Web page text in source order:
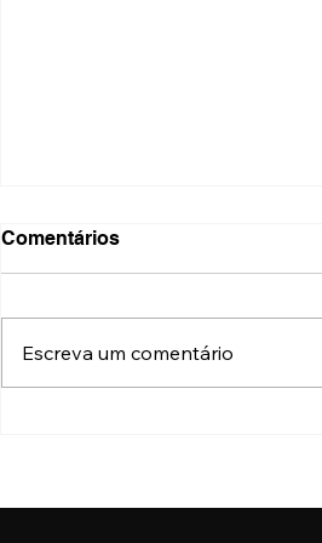
Comentários
Escreva um comentário